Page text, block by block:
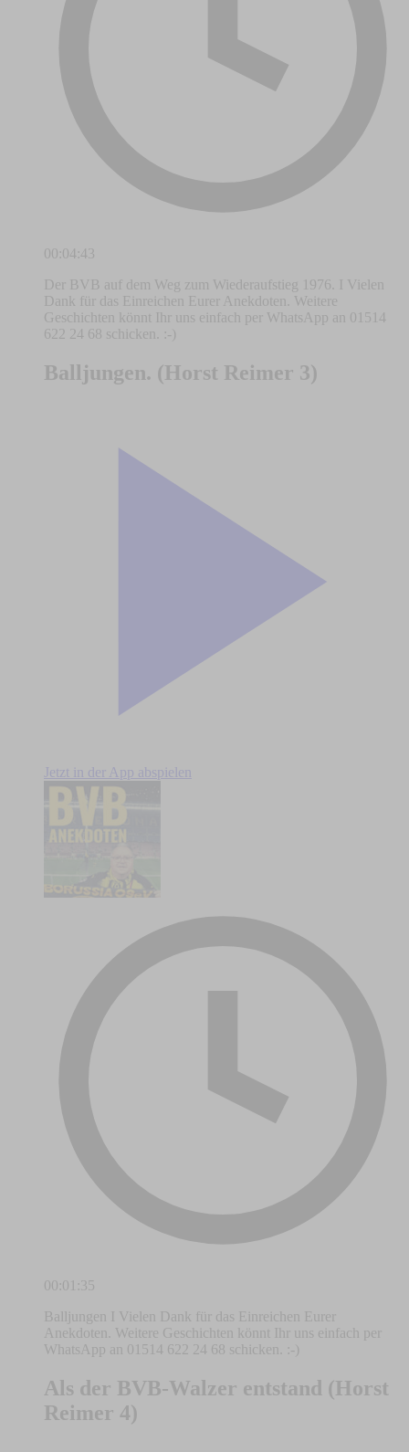
00:04:43
Der BVB auf dem Weg zum Wiederaufstieg 1976. I Vielen
Dank für das Einreichen Eurer Anekdoten. Weitere
Geschichten könnt Ihr uns einfach per WhatsApp an 01514
622 24 68 schicken. :-)
Balljungen. (Horst Reimer 3)
Jetzt in der App abspielen
00:01:35
Balljungen I Vielen Dank für das Einreichen Eurer
Anekdoten. Weitere Geschichten könnt Ihr uns einfach per
WhatsApp an 01514 622 24 68 schicken. :-)
Als der BVB-Walzer entstand (Horst
Reimer 4)